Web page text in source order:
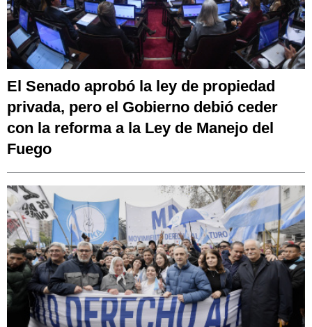
El Senado aprobó la ley de propiedad
privada, pero el Gobierno debió ceder
con la reforma a la Ley de Manejo del
Fuego